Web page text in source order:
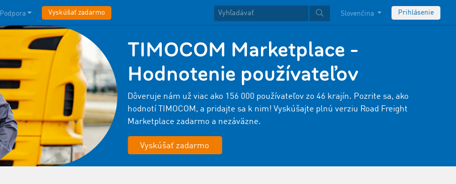
Podpora Vyskúšať zadarmo Slovenčina Prihlásenie
TIMOCOM Marketplace -
Hodnotenie používateľov
Dôveruje nám už viac ako 156 000 používateľov zo 46 krajín. Pozrite sa, ako
hodnotí TIMOCOM, a pridajte sa k nim! Vyskúšajte plnú verziu Road Freight
Marketplace zadarmo a nezáväzne.
Vyskúšať zadarmo